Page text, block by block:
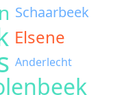
Schaarbeek
Elsene
Anderlecht